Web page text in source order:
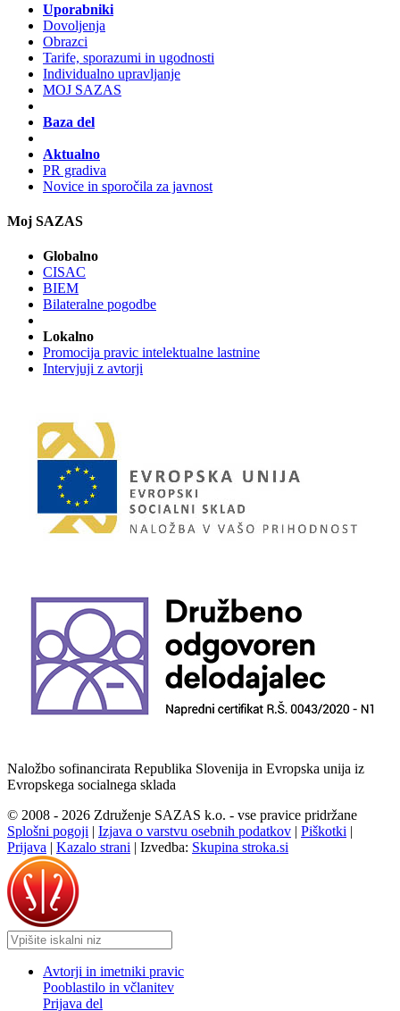
Uporabniki
Dovoljenja
Obrazci
Tarife, sporazumi in ugodnosti
Individualno upravljanje
MOJ SAZAS
Baza del
Aktualno
PR gradiva
Novice in sporočila za javnost
Moj SAZAS
Globalno
CISAC
BIEM
Bilateralne pogodbe
Lokalno
Promocija pravic intelektualne lastnine
Intervjuji z avtorji
Naložbo sofinancirata Republika Slovenija in Evropska unija iz
Evropskega socialnega sklada
© 2008 - 2026 Združenje SAZAS k.o. - vse pravice pridržane
Splošni pogoji | Izjava o varstvu osebnih podatkov | Piškotki |
Prijava | Kazalo strani | Izvedba: Skupina stroka.si
Avtorji in imetniki pravic
Pooblastilo in včlanitev
Prijava del